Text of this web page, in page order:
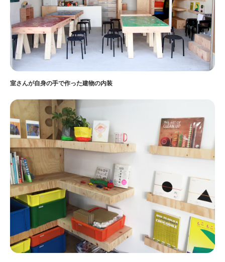
室さんが自身の手で作った建物の内装